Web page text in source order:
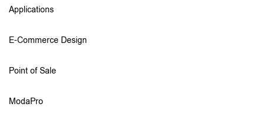
Applications
E-Commerce Design
Point of Sale
ModaPro